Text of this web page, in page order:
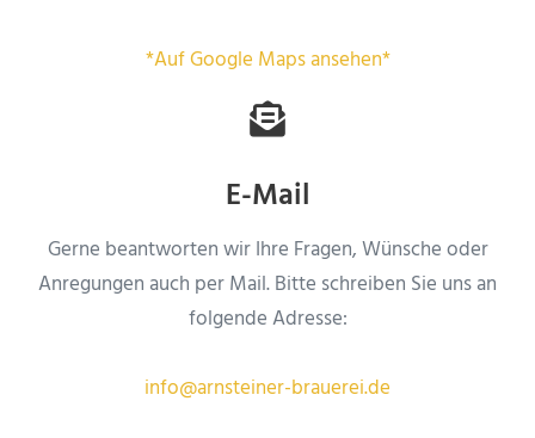
*Auf Google Maps ansehen*
E-Mail
Gerne beantworten wir Ihre Fragen, Wünsche oder
Anregungen auch per Mail. Bitte schreiben Sie uns an
folgende Adresse:
info@arnsteiner-brauerei.de